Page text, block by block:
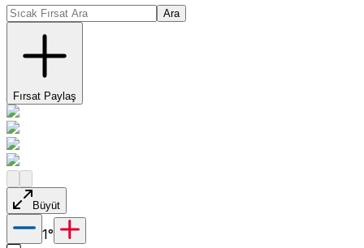
Ara
Fırsat Paylaş
Büyüt
1°